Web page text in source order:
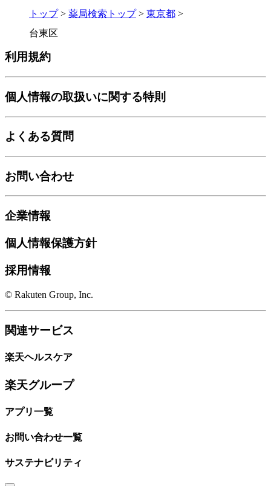
トップ> 薬局検索トップ> 東京都 >
台東区
利用規約
個人情報の取扱いに関する特則
よくある質問
お問い合わせ
企業情報
個人情報保護方針
採用情報
© Rakuten Group, Inc.
関連サービス
楽天ヘルスケア
楽天グループ
アプリ一覧
お問い合わせ一覧
サステナビリティ